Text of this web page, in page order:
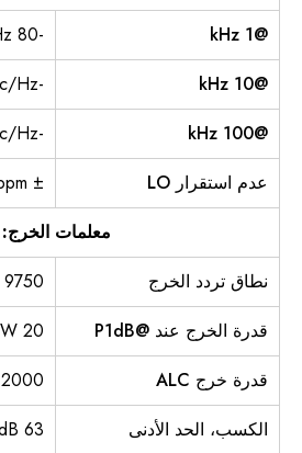
@1 kHz
-80 dBc/Hz
@10 kHz
-85dBc/Hz
@100 kHz
-100dBc/Hz
عدم استقرار LO
± 2ppm
معلمات الخرج:
نطاق تردد الخرج
9750 – 10750 MHz
قدرة الخرج عند @P1dB
20 W
قدرة خرج ALC
2000 mW
الكسب، الحد الأدنى
63 dB